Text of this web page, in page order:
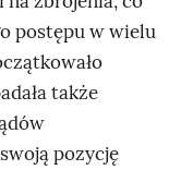
postępu w wielu
także
pozycję